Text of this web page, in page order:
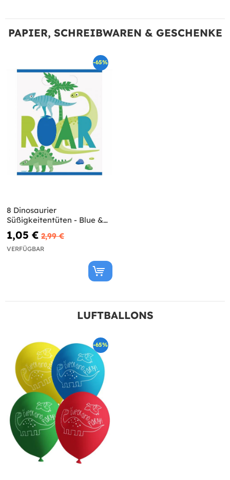
PAPIER, SCHREIBWAREN & GESCHENKE
-65%
8 Dinosaurier
Süßigkeitentüten - Blue &
Green Dinosaur
1,05 € 2,99 €
VERFÜGBAR
LUFTBALLONS
-65%